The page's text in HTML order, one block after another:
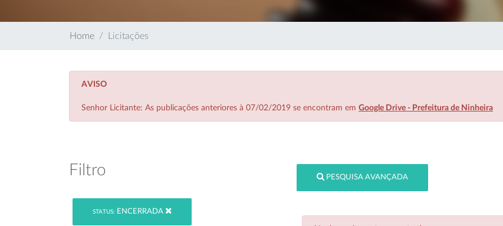
Home Licitações
AVISO
Senhor Licitante: As publicações anteriores à 07/02/2019 se encontram em Google Drive - Prefeitura de Ninheira
Filtro
STATUS: ENCERRADA
PESQUISA AVANÇADA